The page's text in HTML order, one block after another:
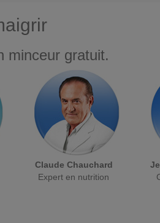
minceur gratuit.
Claude Chauchard
Expert en nutrition